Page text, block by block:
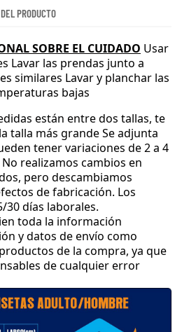
PRODUCTO
SOBRE EL CUIDADO Usar
Lavar las prendas junto a
similares Lavar y planchar las
bajas
están entre dos tallas, te
talla más grandeSe adjunta
tener variaciones de 2 a 4
No realizamos cambios en
, pero descambiamos
de fabricación. Los
/30 días laborales.
toda la información
y datos de envío como
de la compra, ya que
de cualquier error